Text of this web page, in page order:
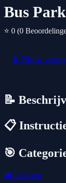
Bus
⭐ 0 (0
📱 Nieuw venster
📝
📋
🎯
🎮 Parkeren